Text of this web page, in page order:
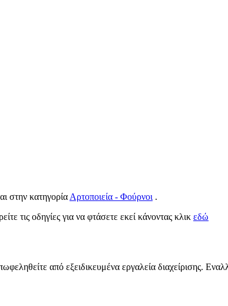
στην κατηγορίαΑρτοποιεία - Φούρνοι .
τις οδηγίες για να φτάσετε εκεί κάνοντας κλικ εδώ
από εξειδικευμένα εργαλεία διαχείρισης.